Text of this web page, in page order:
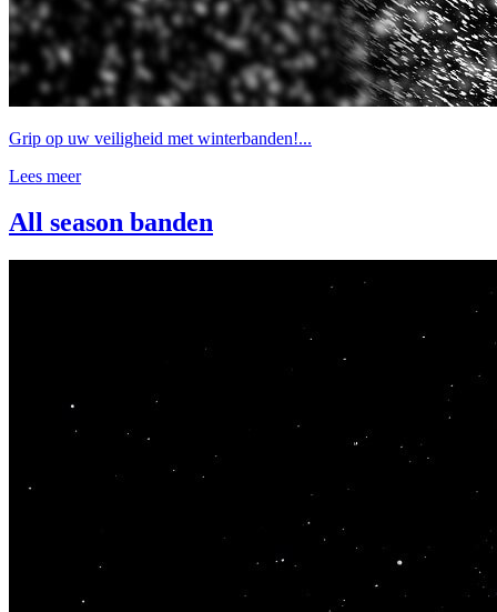
Grip op uw veiligheid met winterbanden!...
Lees meer
All season banden